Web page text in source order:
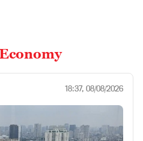
18:37, 08/08/2026